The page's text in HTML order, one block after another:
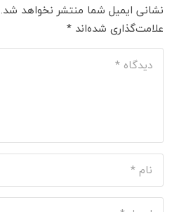
نشانی ایمیل شما منتشر نخواهد شد.
علامت‌گذاری شده‌اند*